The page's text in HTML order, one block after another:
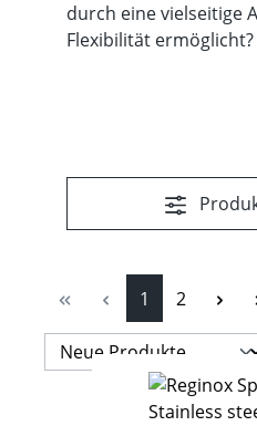
durch eine vielseitige
Flexibilität ermöglicht?
Seite
1 Seite
2